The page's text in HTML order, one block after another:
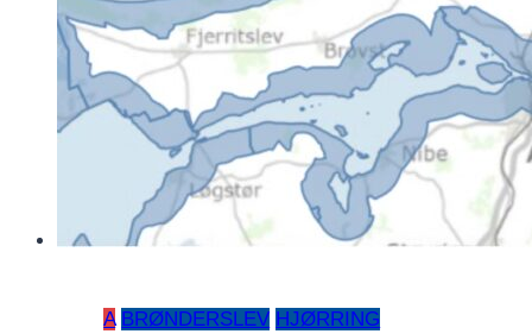
A BRØNDERSLEV HJØRRING